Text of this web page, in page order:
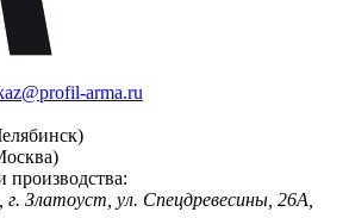
arma.ru
производства:
г. Злaтoycт, ул. Спецдревесины, 26А,